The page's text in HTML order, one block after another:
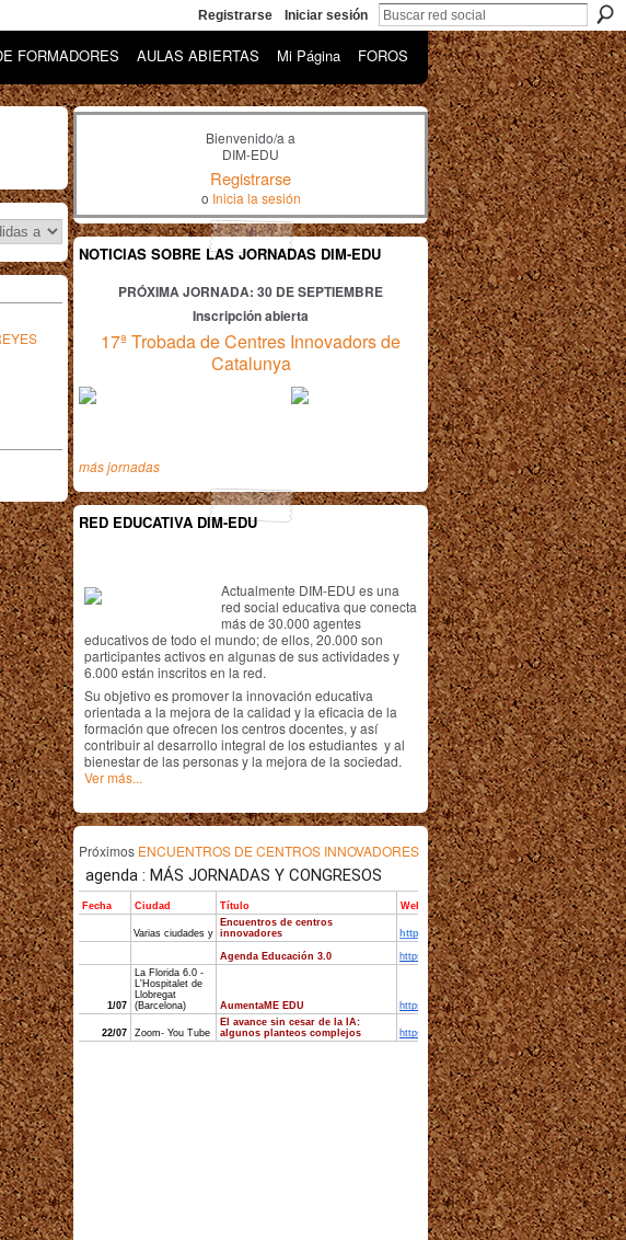
Registrarse Iniciar sesión
FORMADORES AULAS ABIERTAS Mi Página FOROS
Bienvenido/a a
DIM-EDU
Registrarse
o Inicia la sesión
NOTICIAS SOBRE LAS JORNADAS DIM-EDU
PRÓXIMA JORNADA: 30 DE SEPTIEMBRE
Inscripción abierta
17ª Trobada de Centres Innovadors de
Catalunya
más jornadas
RED EDUCATIVA DIM-EDU
Actualmente DIM-EDU es una
red social educativa que conecta
más de 30.000 agentes
educativos de todo el mundo; de ellos, 20.000 son
participantes activos en algunas de sus actividades y
6.000 están inscritos en la red.
Su objetivo es promover la innovación educativa
orientada a la mejora de la calidad y la eficacia de la
formación que ofrecen los centros docentes, y así
contribuir al desarrollo integral de los estudiantes y al
bienestar de las personas y la mejora de la sociedad.
Ver más...
Próximos ENCUENTROS DE CENTROS INNOVADORES